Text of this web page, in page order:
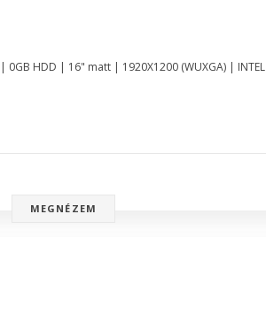
HDD | 16" matt | 1920X1200 (WUXGA) | INTEL
MEGNÉZEM